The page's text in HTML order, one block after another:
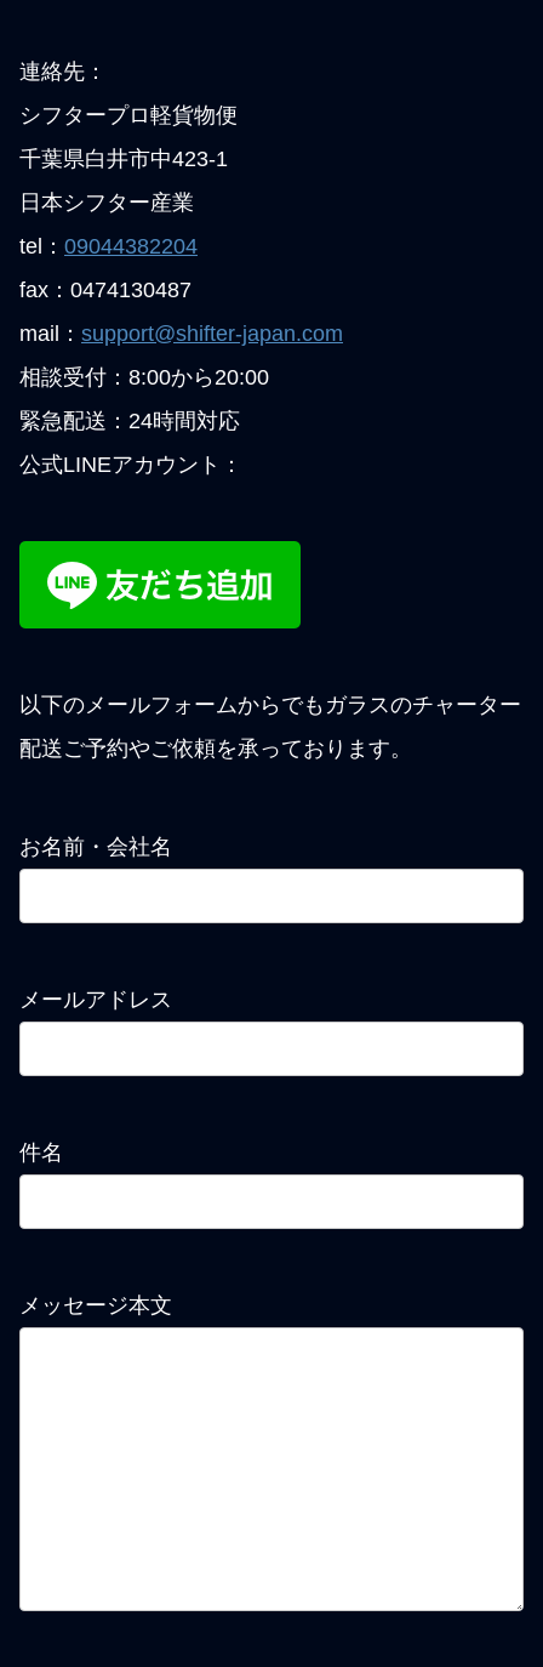
連絡先：
シフタープロ軽貨物便
千葉県白井市中423-1
日本シフター産業
tel： 09044382204
fax：0474130487
mail： support@shifter-japan.com
相談受付：8:00から20:00
緊急配送：24時間対応
公式LINEアカウント：
以下のメールフォームからでもガラスのチャーター
配送ご予約やご依頼を承っております。
お名前・会社名
メールアドレス
件名
メッセージ本文